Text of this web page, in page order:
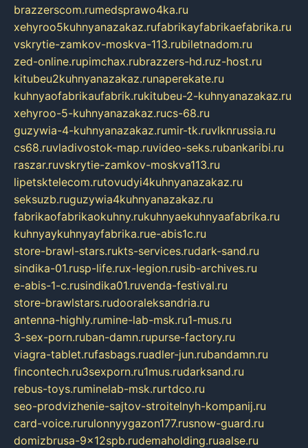
brazzerscom.rumedsprawo4ka.ru
xehyroo5kuhnyanazakaz.rufabrikayfabrikaefabrika.ru
vskrytie-zamkov-moskva-113.rubiletnadom.ru
zed-online.rupimchax.rubrazzers-hd.ruz-host.ru
kitubeu2kuhnyanazakaz.runaperekate.ru
kuhnyaofabrikaufabrik.rukitubeu-2-kuhnyanazakaz.ru
xehyroo-5-kuhnyanazakaz.rucs-68.ru
guzywia-4-kuhnyanazakaz.rumir-tk.ruvlknrussia.ru
cs68.ruvladivostok-map.ruvideo-seks.rubankaribi.ru
raszar.ruvskrytie-zamkov-moskva113.ru
lipetsktelecom.rutovudyi4kuhnyanazakaz.ru
seksuzb.ruguzywia4kuhnyanazakaz.ru
fabrikaofabrikaokuhny.rukuhnyaekuhnyaafabrika.ru
kuhnyaykuhnyayfabrika.rue-abis1c.ru
store-brawl-stars.rukts-services.rudark-sand.ru
sindika-01.rusp-life.rux-legion.rusib-archives.ru
e-abis-1-c.rusindika01.ruvenda-festival.ru
store-brawlstars.rudooraleksandria.ru
antenna-highly.rumine-lab-msk.ru1-mus.ru
3-sex-porn.ruban-damn.rupurse-factory.ru
viagra-tablet.rufasbags.ruadler-jun.rubandamn.ru
fincontech.ru3sexporn.ru1mus.rudarksand.ru
rebus-toys.ruminelab-msk.rurtdco.ru
seo-prodvizhenie-sajtov-stroitelnyh-kompanij.ru
card-voice.rurulonnyygazon177.rusnow-guard.ru
domizbrusa-9x12spb.rudemaholding.ruaalse.ru